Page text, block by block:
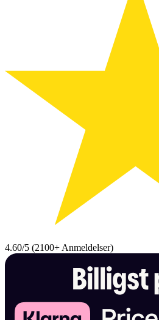
4.60/5 (2100+ Anmeldelser)